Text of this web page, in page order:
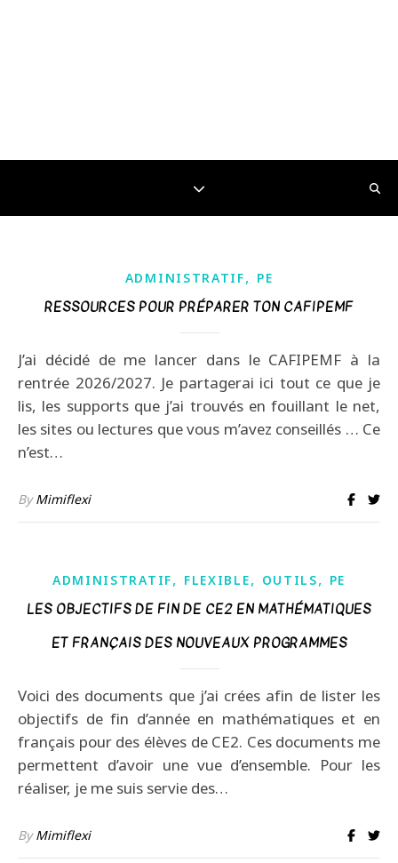
ADMINISTRATIF, PE
RESSOURCES POUR PRÉPARER TON CAFIPEMF
J’ai décidé de me lancer dans le CAFIPEMF à la
rentrée 2026/2027. Je partagerai ici tout ce que je
lis, les supports que j’ai trouvés en fouillant le net,
les sites ou lectures que vous m’avez conseillés … Ce
n’est…
ByMimiflexi
ADMINISTRATIF, FLEXIBLE, OUTILS, PE
LES OBJECTIFS DE FIN DE CE2 EN MATHÉMATIQUES
ET FRANÇAIS DES NOUVEAUX PROGRAMMES
Voici des documents que j’ai crées afin de lister les
objectifs de fin d’année en mathématiques et en
français pour des élèves de CE2. Ces documents me
permettent d’avoir une vue d’ensemble. Pour les
réaliser, je me suis servie des…
ByMimiflexi